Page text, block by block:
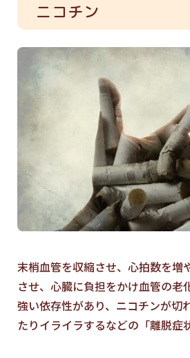
ニコチン
末梢血管を収縮させ、心拍数を増
させ、心臓に負担をかけ血管の老
強い依存性があり、ニコチンが切
たりイライラするなどの「離脱症